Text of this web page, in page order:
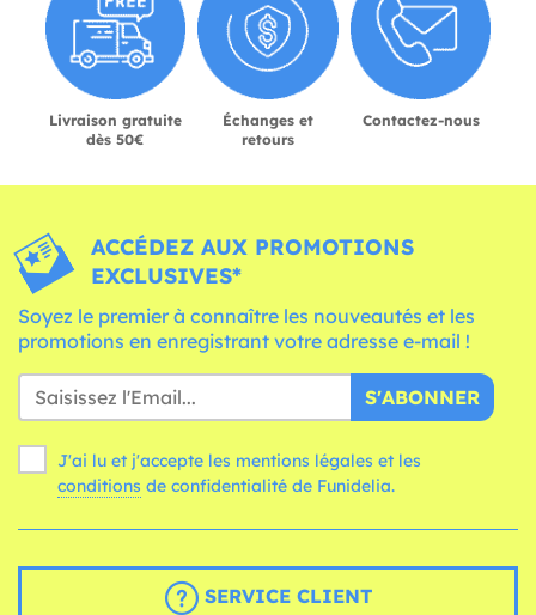
Livraison gratuite
dès 50€
Échanges et
retours
Contactez-nous
ACCÉDEZ AUX PROMOTIONS
EXCLUSIVES*
Soyez le premier à connaître les nouveautés et les
promotions en enregistrant votre adresse e-mail !
S'ABONNER
J'ai lu et j'accepte les mentions légales et les
conditions de confidentialité de Funidelia.
SERVICE CLIENT